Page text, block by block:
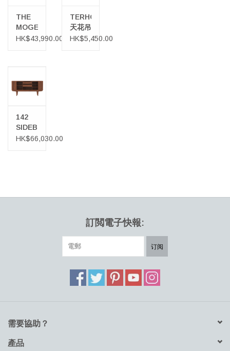
THE
MOGENSEN
長凳
HK$43,990.00
TERHO
天花吊
燈
HK$5,450.00
142
SIDEBOARD
165厘
HK$66,030.00
訂閲電子快報:
订阅
需要協助？
產品